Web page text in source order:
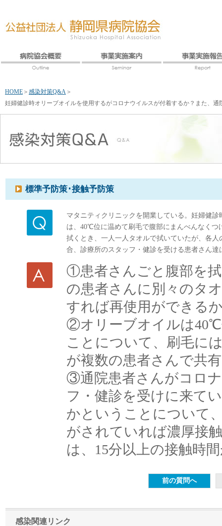
HOME ＞ 感染対策Q&A ＞
妊婦健診時オリーブオイルを使用するがコロナウイルスが付着するか？また、
標準予防策･接触予防策
マタニティクリニックを開業している。妊婦健
は、40℃位に温めて刷毛で腹部にまんべんなく
拭くとき、一人一人タオルで拭いていたが、各
合、診療所のスタッフ・健診を受ける患者さん
①患者さんごと腹部を
の患者さんに別々のタ
すれば再使用ができる
②オリーブオイルは40℃
ことについて、刷毛に
が複数の患者さんで共
③通院患者さんがコロ
フ・健診を受けに来て
かということについて
がされていれば濃厚接
は、15分以上の接触時
感染関連リンク